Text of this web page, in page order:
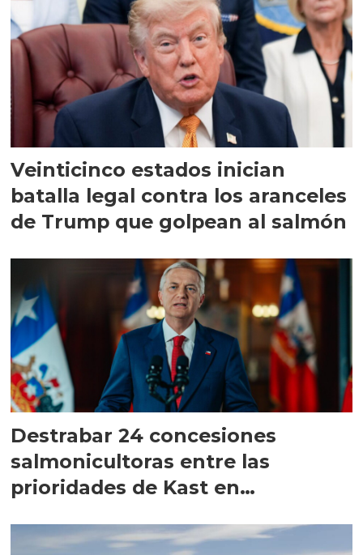
Veinticinco estados inician
batalla legal contra los aranceles
de Trump que golpean al salmón
Destrabar 24 concesiones
salmonicultoras entre las
prioridades de Kast en